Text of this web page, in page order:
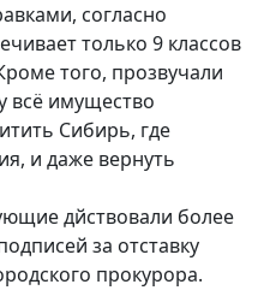
согласно
только 9 классов
того, прозвучали
всё имущество
Сибирь, где
и даже вернуть
дйствовали более
за отставку
прокурора.